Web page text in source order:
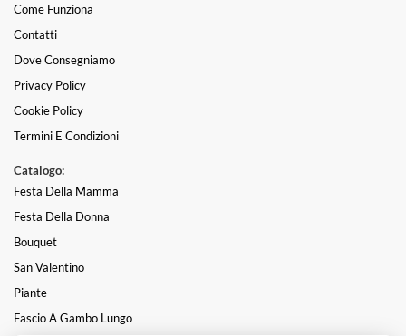
Come Funziona
Contatti
Dove Consegniamo
Privacy Policy
Cookie Policy
Termini E Condizioni
Catalogo:
Festa Della Mamma
Festa Della Donna
Bouquet
San Valentino
Piante
Fascio A Gambo Lungo